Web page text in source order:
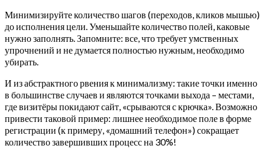
Минимизируйте количество шагов (переходов, кликов мышью)
до исполнения цели. Уменьшайте количество полей, каковые
нужно заполнять. Запомните: все, что требует умственных
упрочнений и не думается полностью нужным, необходимо
убирать.
И из абстрактного рвения к минимализму: такие точки именно
в большинстве случаев и являются точками выхода – местами,
где визитёры покидают сайт, «срываются с крючка». Возможно
привести таковой пример: лишнее необходимое поле в форме
регистрации (к примеру, «домашний телефон») сокращает
количество завершивших процесс на 30%!